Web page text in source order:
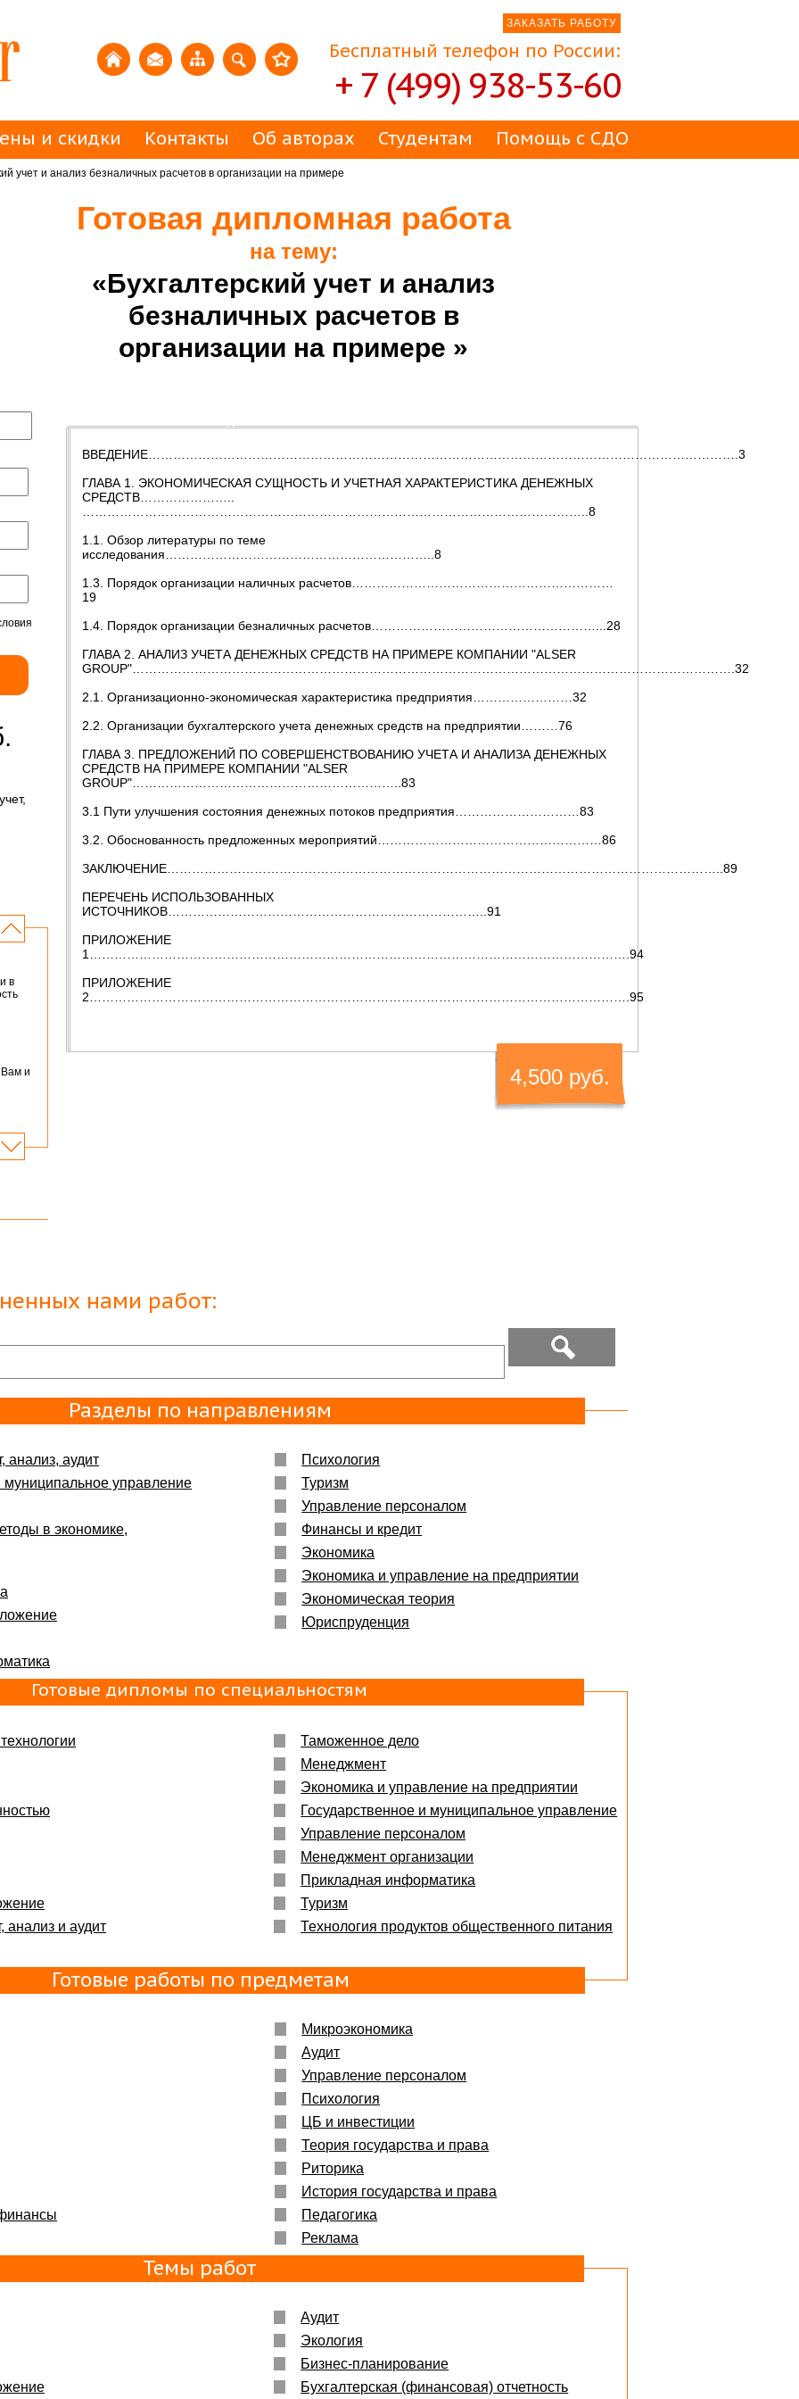
ЗАКАЗАТЬ РАБОТУ
Бесплатный телефон по России:
+ 7 (499) 938-53-60
и скидки Контакты Об авторах Студентам Помощь с СДО
учет и анализ безналичных расчетов в организации на примере
Готовая дипломная работа
на тему:
«Бухгалтерский учет и анализ
безналичных расчетов в
организации на примере »
в
и
Вам
и
:)
то,
ВВЕДЕНИЕ…………………………………………………………………………………………………………………………….3
ГЛАВА 1. ЭКОНОМИЧЕСКАЯ СУЩНОСТЬ И УЧЕТНАЯ ХАРАКТЕРИСТИКА ДЕНЕЖНЫХ
СРЕДСТВ…………………..
…………………………………………………………………………………………………………..8
1.1. Обзор литературы по теме
исследования………………………………………………………..8
1.3. Порядок организации наличных расчетов………………………………………………………
19
1.4. Порядок организации безналичных расчетов………………………………………………...28
ГЛАВА 2. АНАЛИЗ УЧЕТА ДЕНЕЖНЫХ СРЕДСТВ НА ПРИМЕРЕ КОМПАНИИ "ALSER
GROUP"……………………………………………………………………………………………………………………………….32
2.1. Организационно-экономическая характеристика предприятия……………………32
2.2. Организации бухгалтерского учета денежных средств на предприятии………76
ГЛАВА 3. ПРЕДЛОЖЕНИЙ ПО СОВЕРШЕНСТВОВАНИЮ УЧЕТА И АНАЛИЗА ДЕНЕЖНЫХ
СРЕДСТВ НА ПРИМЕРЕ КОМПАНИИ "ALSER
GROUP"………………………………………………………..83
3.1 Пути улучшения состояния денежных потоков предприятия…………………………83
3.2. Обоснованность предложенных мероприятий………………………………………………86
ЗАКЛЮЧЕНИЕ……………………………………………………………………………………………………………………..89
ПЕРЕЧЕНЬ ИСПОЛЬЗОВАННЫХ
ИСТОЧНИКОВ…………………………………………………………………..91
ПРИЛОЖЕНИЕ
1………………………………………………………………………………………………………………….94
ПРИЛОЖЕНИЕ
2………………………………………………………………………………………………………………….95
4,500 руб.
нами работ:
Разделы по направлениям
анализ, аудит
муниципальное управление
в экономике,
Психология
Туризм
Управление персоналом
Финансы и кредит
Экономика
Экономика и управление на предприятии
Экономическая теория
Юриспруденция
Готовые дипломы по специальностям
анализ и аудит
Таможенное дело
Менеджмент
Экономика и управление на предприятии
Государственное и муниципальное управление
Управление персоналом
Менеджмент организации
Прикладная информатика
Туризм
Технология продуктов общественного питания
Готовые работы по предметам
Микроэкономика
Аудит
Управление персоналом
Психология
ЦБ и инвестиции
Теория государства и права
Риторика
История государства и права
Педагогика
Реклама
Темы работ
Аудит
Экология
Бизнес-планирование
Бухгалтерская (финансовая) отчетность